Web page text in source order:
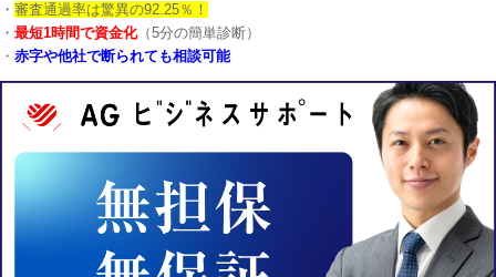
・ 審査通過率は驚異の92.25％！
・ 最短1時間で資金化（5分の簡単診断）
・ 赤字や他社で断られても相談可能